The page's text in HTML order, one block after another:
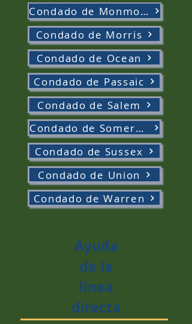
Condado de Monmouth
Condado de Morris
Condado de Ocean
Condado de Passaic
Condado de Salem
Condado de Somerset
Condado de Sussex
Condado de Union
Condado de Warren
Ayuda
de la
línea
directa